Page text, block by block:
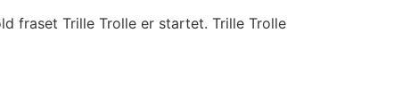
fraset Trille Trolle er startet. Trille Trolle